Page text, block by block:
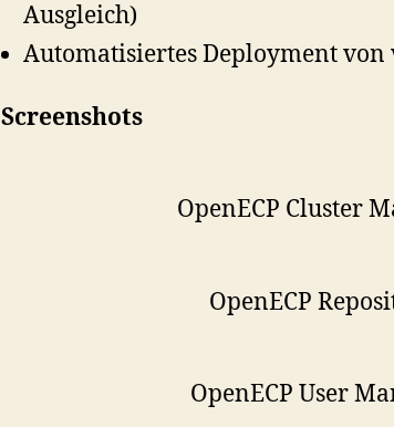
Ausgleich)
Automatisiertes Deployment
Screenshots
OpenECP Cluster
OpenECP
OpenECP User